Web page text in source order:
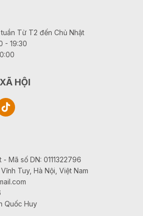
Từ T2 đến Chủ Nhật
- 19:30
HỘI
Mã số DN: 0111322796
Tuy, Hà Nội, Việt Nam
Quốc Huy